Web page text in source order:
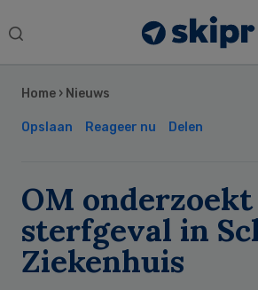
Search
Home › Nieuws
Opslaan Reageer nu Delen
OM onderzoekt
sterfgeval in
Ziekenhuis
Sidebar